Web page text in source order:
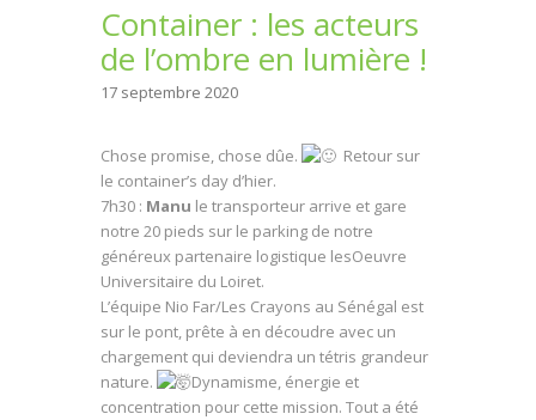
Container : les acteurs
de l’ombre en lumière !
17 septembre 2020
Chose promise, chose dûe.
Retour sur
le container’s day d’hier.
7h30 : Manu le transporteur arrive et gare
notre 20 pieds sur le parking de notre
généreux partenaire logistique lesOeuvre
Universitaire du Loiret.
L’équipe Nio Far/Les Crayons au Sénégal est
sur le pont, prête à en découdre avec un
chargement qui deviendra un tétris grandeur
nature.
Dynamisme, énergie et
concentration pour cette mission. Tout a été